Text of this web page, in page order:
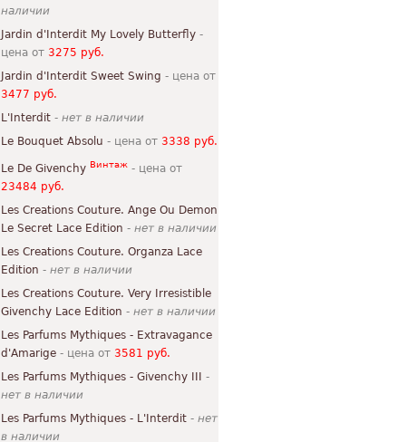
наличии
Jardin d'Interdit My Lovely Butterfly -
цена от 3275 руб.
Jardin d'Interdit Sweet Swing - цена от
3477 руб.
L'Interdit - нет в наличии
Le Bouquet Absolu - цена от 3338 руб.
Le De Givenchy Винтаж - цена от
23484 руб.
Les Creations Couture. Ange Ou Demon
Le Secret Lace Edition - нет в наличии
Les Creations Couture. Organza Lace
Edition - нет в наличии
Les Creations Couture. Very Irresistible
Givenchy Lace Edition - нет в наличии
Les Parfums Mythiques - Extravagance
d'Amarige - цена от 3581 руб.
Les Parfums Mythiques - Givenchy III
-
нет в наличии
Les Parfums Mythiques - L'Interdit - нет
в наличии